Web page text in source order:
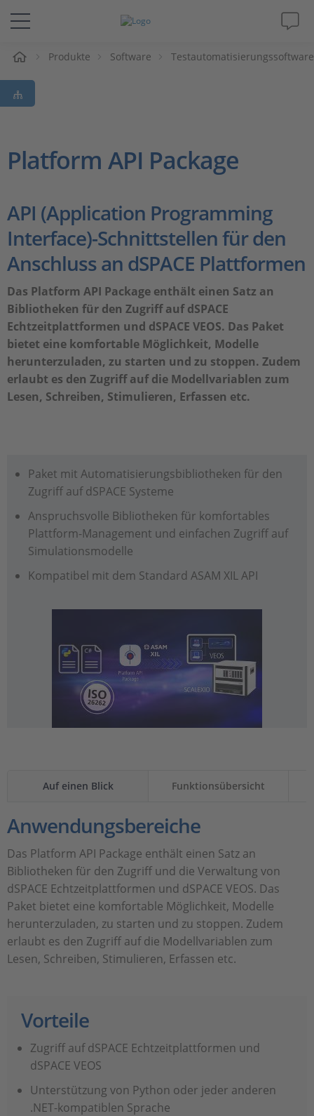
Lösungen & Produkte
Support
Unternehmen
Karriere
Produkte Software Testautomatisierungs­software
Platform API Package
API (Application Programming
Interface)-Schnittstellen für den
Anschluss an dSPACE Plattformen
Das Platform API Package enthält einen Satz an
Bibliotheken für den Zugriff auf dSPACE
Echtzeitplattformen und dSPACE VEOS. Das Paket
bietet eine komfortable Möglichkeit, Modelle
herunterzuladen, zu starten und zu stoppen. Zudem
erlaubt es den Zugriff auf die Modellvariablen zum
Lesen, Schreiben, Stimulieren, Erfassen etc.
Paket mit Automatisierungsbibliotheken für den
Zugriff auf dSPACE Systeme
Anspruchsvolle Bibliotheken für komfortables
Plattform-Management und einfachen Zugriff auf
Simulationsmodelle
Kompatibel mit dem Standard ASAM XIL API
Auf einen Blick Funktionsübersicht
Anwendungsbereiche
Das Platform API Package enthält einen Satz an
Bibliotheken für den Zugriff und die Verwaltung von
dSPACE Echtzeitplattformen und dSPACE VEOS. Das
Paket bietet eine komfortable Möglichkeit, Modelle
herunterzuladen, zu starten und zu stoppen. Zudem
erlaubt es den Zugriff auf die Modellvariablen zum
Lesen, Schreiben, Stimulieren, Erfassen etc.
Vorteile
Zugriff auf dSPACE Echtzeitplattformen und
dSPACE VEOS
Unterstützung von Python oder jeder anderen
.NET-kompatiblen Sprache